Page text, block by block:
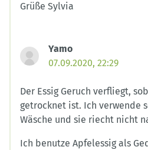
Grüße Sylvia
Yamo
07.09.2020, 22:29
Der Essig Geruch verfliegt,
getrocknet ist. Ich verwende
Wäsche und sie riecht nicht
Ich benutze Apfelessig als